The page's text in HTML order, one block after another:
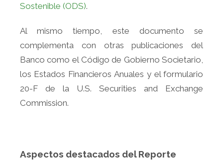
Sostenible (ODS).
Al mismo tiempo, este documento se
complementa con otras publicaciones del
Banco como el Código de Gobierno Societario,
los Estados Financieros Anuales y el formulario
20-F de la U.S. Securities and Exchange
Commission.
Aspectos destacados del Reporte